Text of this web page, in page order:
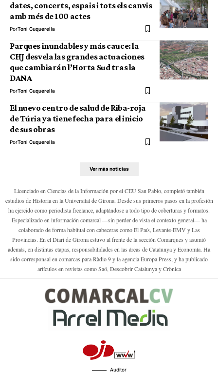
dates, concerts, espais i tots els canvis
amb més de 100 actes
PorToni Cuquerella
Parques inundables y más cauce: la
CHJ desvela las grandes actuaciones
que cambiarán l’Horta Sud tras la
DANA
PorToni Cuquerella
El nuevo centro de salud de Riba-roja
de Túria ya tiene fecha para el inicio
de sus obras
PorToni Cuquerella
Ver màs noticias
Licenciado en Ciencias de la Información por el CEU San Pablo, completó también
estudios de Historia en la Universitat de Girona. Desde sus primeros pasos en la profesión
ha ejercido como periodista freelance, adaptándose a todo tipo de coberturas y formatos.
Especializado en información comarcal —sin perder de vista el contexto general— ha
colaborado de forma habitual con cabeceras como El País, Levante-EMV y Las
Provincias. En el Diari de Girona estuvo al frente de la sección Comarques y asumió
además, en distintas etapas, responsabilidades en las áreas de Catalunya y Economía. Ha
sido corresponsal en comarcas para Ràdio 9 y la agencia Europa Press, y ha publicado
artículos en revistas como Saó, Descobrir Catalunya y Crònica
Auditor